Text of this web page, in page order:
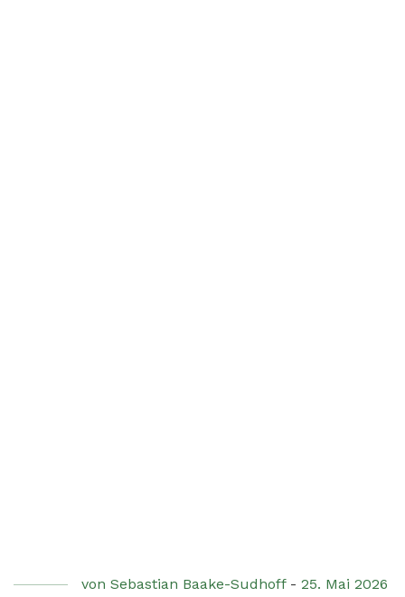
von Sebastian Baake-Sudhoff- 25. Mai 2026